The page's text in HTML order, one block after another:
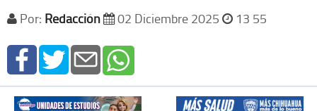
Por: Redacción 02 Diciembre 2025 13 55